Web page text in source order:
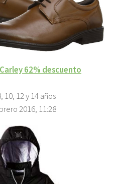
62% descuento
10, 12 y 14 años
2016, 11:28